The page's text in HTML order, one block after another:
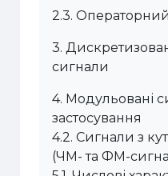
2.3.
3.
сигнали
4. Модульовані
застосування
4.2. Сигнали з
(ЧМ- та ФМ-